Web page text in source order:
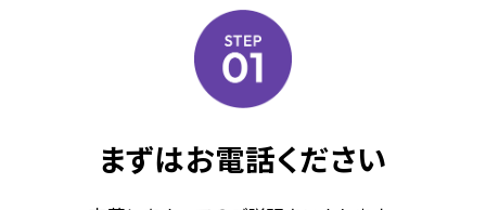
INTERVIEW
まずはお電話ください